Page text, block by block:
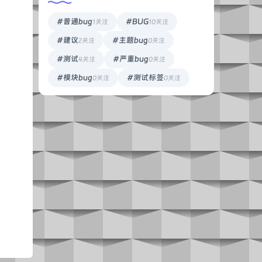
#普通bug1关注 #BUG10关注
#建议2关注 #主题bug0关注
#测试4关注 #严重bug0关注
#模块bug0关注 #测试标签0关注